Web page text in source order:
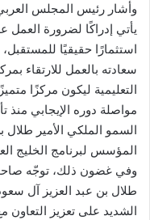
وأشار رئيس المجلس العربي
يأتي إدراكًا لضرورة العمل
استثمارًا حقيقيًا
سعادته بالعمل للارتقاء
التعليمية ليكون مركزًا
السمو الملكي الأمير طلال
المؤسس لبرنامج الخليج
وفي غضون ذلك، توجّه صاحب
طلال بن عبد العزيز آل
الشديد على تعزيز